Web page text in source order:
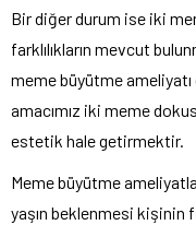
Bir diğer durum ise iki
farklılıkların mevcut
meme büyütme
amacımız iki meme
estetik hale getirmektir.
Meme büyütme
yaşın beklenmesi